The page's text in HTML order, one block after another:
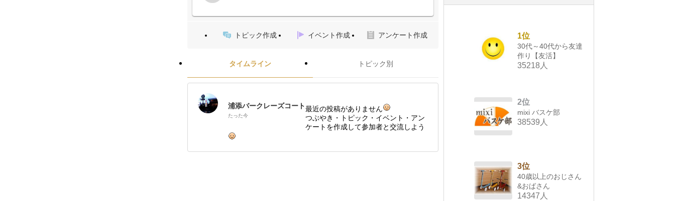
トピック作成 イベント作成 アンケート作成
タイムライン トピック別
浦添バークレーズコート
たった今
最近の投稿がありません
つぶやき・トピック・イベント・アン
ケートを作成して参加者と交流しよう
1位
30代～40代から友達
作り【友活】
35218人
2位
mixi バスケ部
38539人
3位
40歳以上のおじさん
&おばさん
14347人